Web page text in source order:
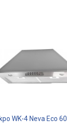
WK-4 Neva Eco 60